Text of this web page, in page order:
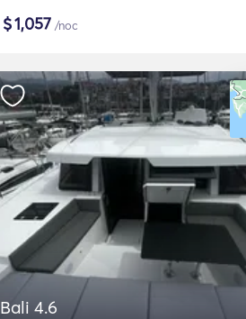
$1,057 /noc
Bali 4.6